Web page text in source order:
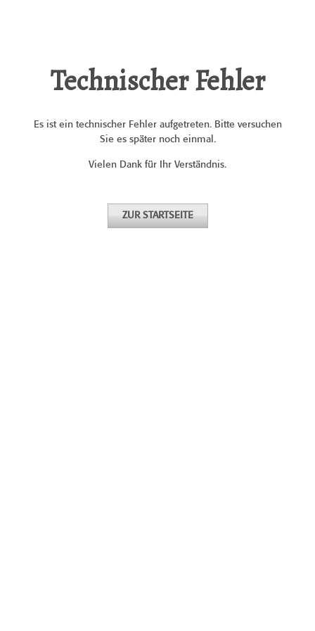
Technischer Fehler
Es ist ein technischer Fehler aufgetreten. Bitte versuchen
Sie es später noch einmal.
Vielen Dank für Ihr Verständnis.
ZUR STARTSEITE